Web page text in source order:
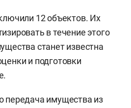
12 объектов. Их
в течение этого
станет известна
и подготовки
передача имущества из